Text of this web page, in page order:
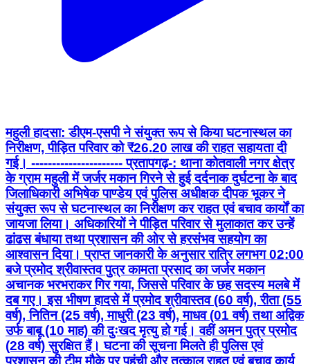
महुली हादसा: डीएम-एसपी ने संयुक्त रूप से किया घटनास्थल का
निरीक्षण, पीड़ित परिवार को ₹26.20 लाख की राहत सहायता दी
गई। ---------------------- प्रतापगढ़-: थाना कोतवाली नगर क्षेत्र
के ग्राम महुली में जर्जर मकान गिरने से हुई दर्दनाक दुर्घटना के बाद
जिलाधिकारी अभिषेक पाण्डेय एवं पुलिस अधीक्षक दीपक भूकर ने
संयुक्त रूप से घटनास्थल का निरीक्षण कर राहत एवं बचाव कार्यों का
जायजा लिया। अधिकारियों ने पीड़ित परिवार से मुलाकात कर उन्हें
ढांढस बंधाया तथा प्रशासन की ओर से हरसंभव सहयोग का
आश्वासन दिया। प्राप्त जानकारी के अनुसार रात्रि लगभग 02:00
बजे प्रमोद श्रीवास्तव पुत्र कामता प्रसाद का जर्जर मकान
अचानक भरभराकर गिर गया, जिससे परिवार के छह सदस्य मलबे में
दब गए। इस भीषण हादसे में प्रमोद श्रीवास्तव (60 वर्ष), रीता (55
वर्ष), नितिन (25 वर्ष), माधुरी (23 वर्ष), माधव (01 वर्ष) तथा अद्विक
उर्फ बाबू (10 माह) की दुःखद मृत्यु हो गई। वहीं अमन पुत्र प्रमोद
(28 वर्ष) सुरक्षित हैं। घटना की सूचना मिलते ही पुलिस एवं
प्रशासन की टीम मौके पर पहुंची और तत्काल राहत एवं बचाव कार्य